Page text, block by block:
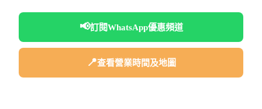
📢訂閱WhatsApp優惠頻道
📍查看營業時間及地圖